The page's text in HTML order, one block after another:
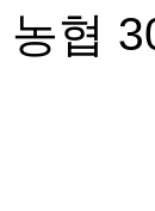
농협